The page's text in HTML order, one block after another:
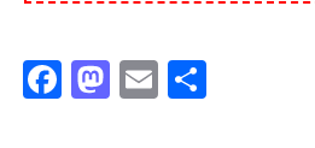
Facebook
Mastodon
Email